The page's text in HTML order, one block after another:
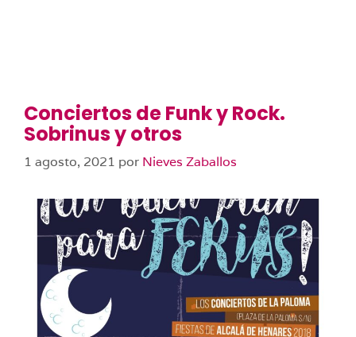
Conciertos de Funk y Rock.
Sobrinus y otros
1 agosto, 2021 por Nieves Zaballos